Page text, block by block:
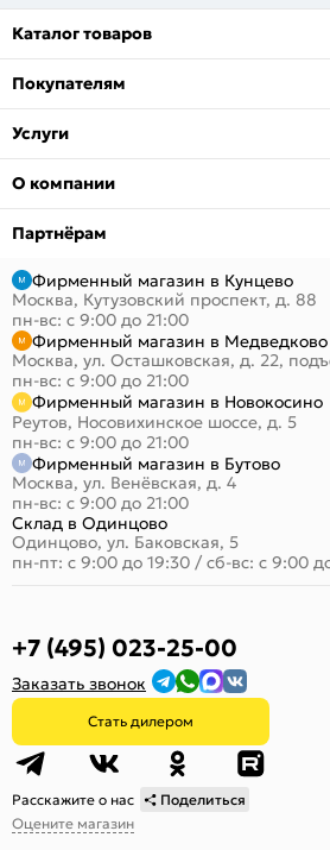
Каталог товаров
Покупателям
Услуги
О компании
Партнёрам
Фирменный магазин в Кунцево
Москва, Кутузовский проспект, д. 88
пн-вс: с 9:00 до 21:00
Фирменный магазин в Медведково
Москва, ул. Осташковская, д. 22,
пн-вс: с 9:00 до 21:00
Фирменный магазин в Новокосино
Реутов, Носовихинское шоссе, д. 5
пн-вс: с 9:00 до 21:00
Фирменный магазин в Бутово
Москва, ул. Венёвская, д. 4
пн-вс: с 9:00 до 21:00
Склад в Одинцово
Одинцово, ул. Баковская, 5
пн-пт: с 9:00 до 19:30 / сб-вс: с 9:00
+7 (495) 023-25-00
Заказать звонок
Стать дилером
Расскажите о нас
Поделиться
Оцените магазин